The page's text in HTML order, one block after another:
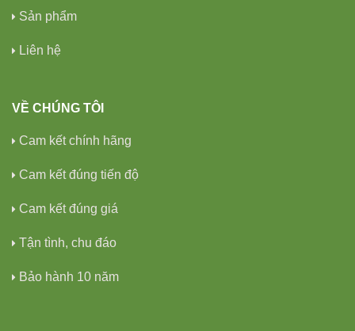
Sản phẩm
Liên hệ
VỀ CHÚNG TÔI
Cam kết chính hãng
Cam kết đúng tiến độ
Cam kết đúng giá
Tận tình, chu đáo
Bảo hành 10 năm